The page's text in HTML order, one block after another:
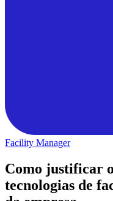
Facility Manager
Como justificar
tecnologias de